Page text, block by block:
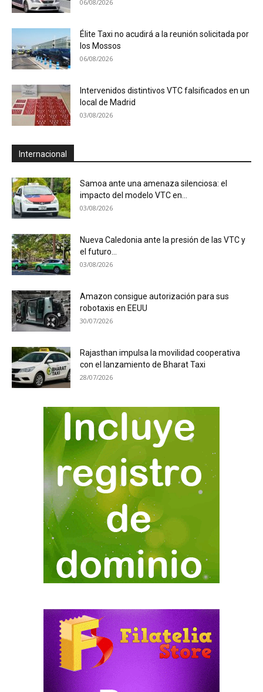
06/08/2026
Élite Taxi no acudirá a la reunión solicitada por
los Mossos
06/08/2026
Intervenidos distintivos VTC falsificados en un
local de Madrid
03/08/2026
Internacional
Samoa ante una amenaza silenciosa: el
impacto del modelo VTC en...
03/08/2026
Nueva Caledonia ante la presión de las VTC y
el futuro...
03/08/2026
Amazon consigue autorización para sus
robotaxis en EEUU
30/07/2026
Rajasthan impulsa la movilidad cooperativa
con el lanzamiento de Bharat Taxi
28/07/2026